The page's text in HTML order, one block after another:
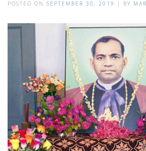
POSTED ON SEPTEMBER 30, 2019 BY